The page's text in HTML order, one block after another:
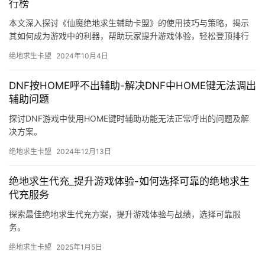
行榜
本文深入探讨《仙魔绝地求生辅助卡盟》的使用技巧与策略，揭示
其如何成为游戏中的利器，帮助玩家提升游戏体验，轻松登顶排行
绝地求生卡盟 2024年10月4日
DNF按HOME呼不出辅助-解决DNF中HOME键无法调出
辅助问题
探讨DNF游戏中使用HOME键时辅助功能无法正常呼出的问题及解
决方案。
绝地求生卡盟 2024年12月13日
绝地求生代充_提升游戏体验-如何选择可靠的绝地求生
代充服务
探索最佳绝地求生代充方案，提升游戏体验与战绩，选择可靠服
务。
绝地求生卡盟 2025年1月5日